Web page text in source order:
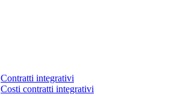
Contratti integrativi
Costi contratti integrativi